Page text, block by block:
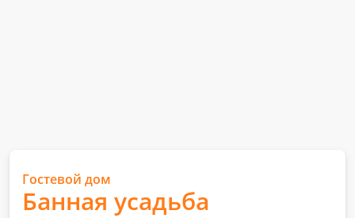
Гостевой дом
Банная усадьба